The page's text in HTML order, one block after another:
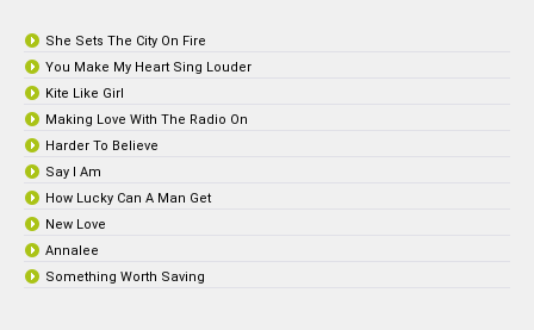
She Sets The City On Fire
You Make My Heart Sing Louder
Kite Like Girl
Making Love With The Radio On
Harder To Believe
Say I Am
How Lucky Can A Man Get
New Love
Annalee
Something Worth Saving